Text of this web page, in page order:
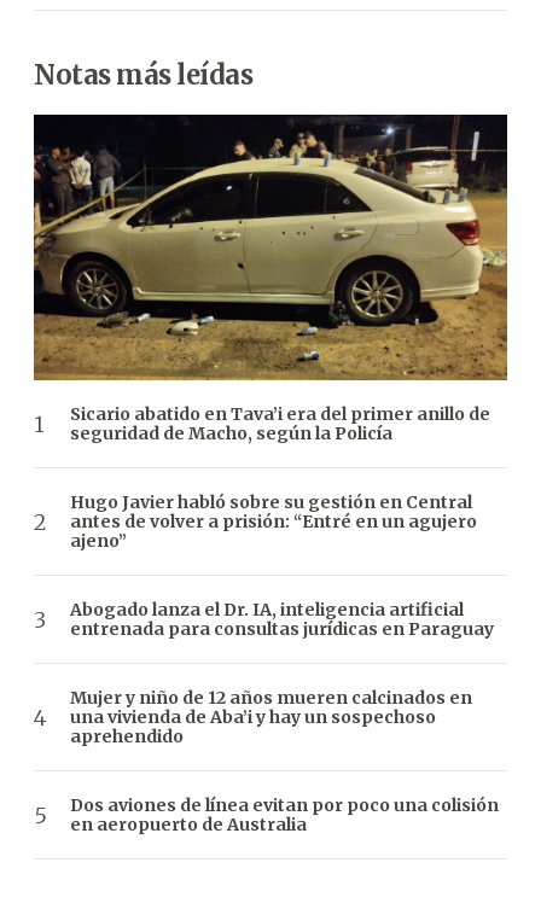
Notas más leídas
Sicario abatido en Tava’i era del primer anillo de
seguridad de Macho, según la Policía
Hugo Javier habló sobre su gestión en Central
antes de volver a prisión: “Entré en un agujero
ajeno”
Abogado lanza el Dr. IA, inteligencia artificial
entrenada para consultas jurídicas en Paraguay
Mujer y niño de 12 años mueren calcinados en
una vivienda de Aba’i y hay un sospechoso
aprehendido
Dos aviones de línea evitan por poco una colisión
en aeropuerto de Australia